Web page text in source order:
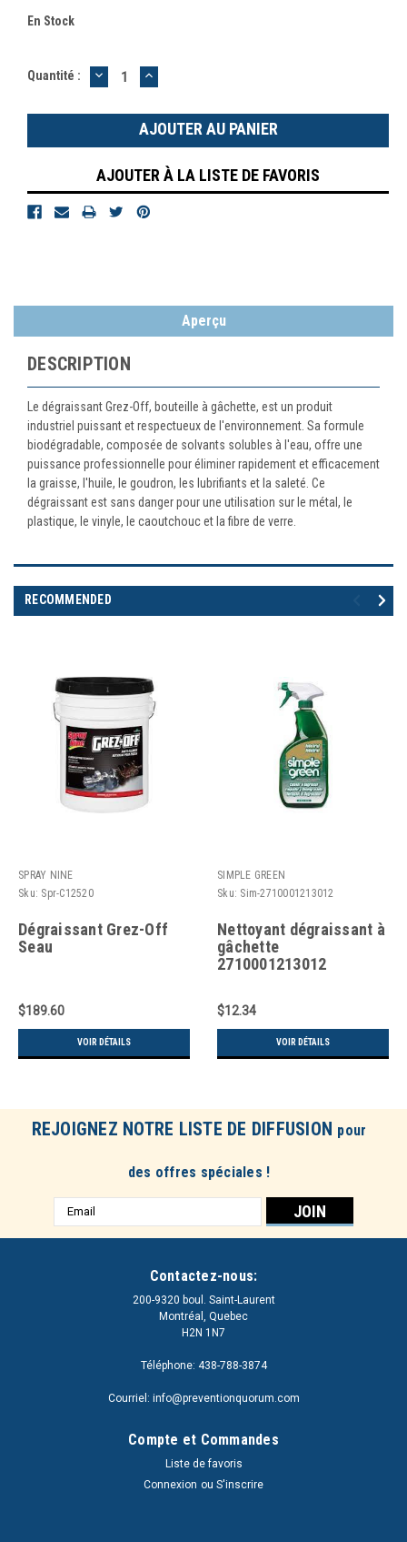
En Stock
Quantité : DIMINUER
LA
:
AUGMENTER
LA
:
AJOUTER À LA LISTE DE FAVORIS
Aperçu
DESCRIPTION
Le dégraissant Grez-Off, bouteille à gâchette, est un produit
industriel puissant et respectueux de l'environnement. Sa formule
biodégradable, composée de solvants solubles à l'eau, offre une
puissance professionnelle pour éliminer rapidement et efficacement
la graisse, l'huile, le goudron, les lubrifiants et la saleté. Ce
dégraissant est sans danger pour une utilisation sur le métal, le
plastique, le vinyle, le caoutchouc et la fibre de verre.
RECOMMENDED
SPRAY NINE
Sku: Spr-C12520
Dégraissant Grez-Off
Seau
$189.60
VOIR DÉTAILS
SIMPLE GREEN
Sku: Sim-2710001213012
Nettoyant dégraissant à
gâchette
2710001213012
$12.34
VOIR DÉTAILS
REJOIGNEZ NOTRE LISTE DE DIFFUSION pour
des offres spéciales !
Adresse
e-
Contactez-nous:
200-9320 boul. Saint-Laurent
Montréal, Quebec
H2N 1N7
Téléphone: 438-788-3874
Courriel: info@preventionquorum.com
Compte et Commandes
Liste de favoris
Connexion ou S'inscrire